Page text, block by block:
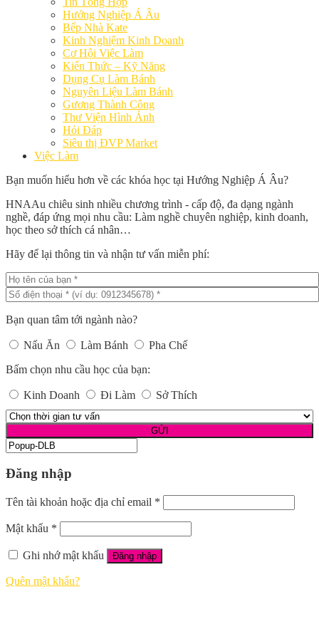
Hướng Nghiệp Á Âu
Bếp Nhà Kate
Kinh Nghiệm Kinh Doanh
Cơ Hội Việc Làm
Kiến Thức – Kỹ Năng
Dụng Cụ Làm Bánh
Nguyên Liệu Làm Bánh
Gương Thành Công
Thư Viện Hình Ảnh
Hỏi Đáp
Siêu thị ĐVP Market
Việc Làm
Bạn muốn hiểu hơn về các khóa học tại Hướng Nghiệp Á Âu?
HNAAu chiêu sinh nhiều chương trình - cấp độ, đa dạng ngành
nghề, đáp ứng mọi nhu cầu: Làm nghề chuyên nghiệp, kinh doanh,
học theo sở thích cá nhân…
Hãy để lại thông tin và nhận tư vấn miễn phí:
Bạn quan tâm tới ngành nào?
Nấu Ăn Làm Bánh
Pha Chế
Bấm chọn nhu cầu học của bạn:
Kinh Doanh Đi Làm Sở Thích
Đăng nhập
Tên tài khoản hoặc địa chỉ email *
Mật khẩu *
Ghi nhớ mật khẩu Đăng nhập
Quên mật khẩu?